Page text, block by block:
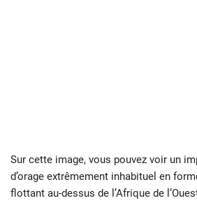
Sur cette image, vous pouvez voir un
d’orage extrêmement inhabituel en
flottant au-dessus de l’Afrique de